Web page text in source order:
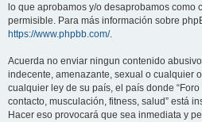
lo que aprobamos y/o desaprobamos como
permisible. Para más información sobre
https://www.phpbb.com/.
Acuerda no enviar ningun contenido
indecente, amenazante, sexual o cualquier
cualquier ley de su país, el país donde
contacto, musculación, fitness, salud” está
Hacer eso provocará que sea inmediata y